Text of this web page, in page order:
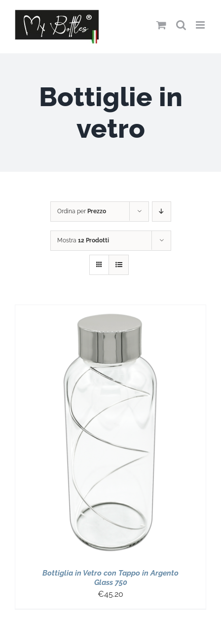
contenuto
Bottiglie in
vetro
Ordina per Prezzo
Mostra 12 Prodotti
Bottiglia in Vetro con Tappo in Argento
Glass 750
€45.20